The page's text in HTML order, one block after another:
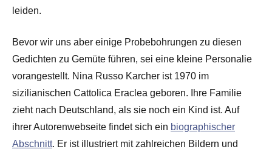
leiden.
Bevor wir uns aber einige Probebohrungen zu diesen
Gedichten zu Gemüte führen, sei eine kleine Personalie
vorangestellt. Nina Russo Karcher ist 1970 im
sizilianischen Cattolica Eraclea geboren. Ihre Familie
zieht nach Deutschland, als sie noch ein Kind ist. Auf
ihrer Autorenwebseite findet sich ein biographischer
Abschnitt. Er ist illustriert mit zahlreichen Bildern und